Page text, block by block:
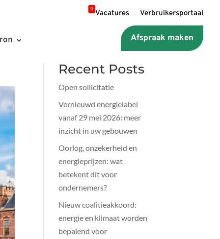
0 Vacatures Verbruikersportaal
Afspraak maken
Zoeken
Recent Posts
Open sollicitatie
Vernieuwd energielabel
vanaf 29 mei 2026: meer
inzicht in uw gebouwen
Oorlog, onzekerheid en
energieprijzen: wat
betekent dit voor
ondernemers?
Nieuw coalitieakkoord:
energie en klimaat worden
bepalend voor